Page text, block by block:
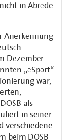
in Abrede
Anerkennung
Dezember
„eSport“
war,
als
in seiner
verschiedene
beim DOSB